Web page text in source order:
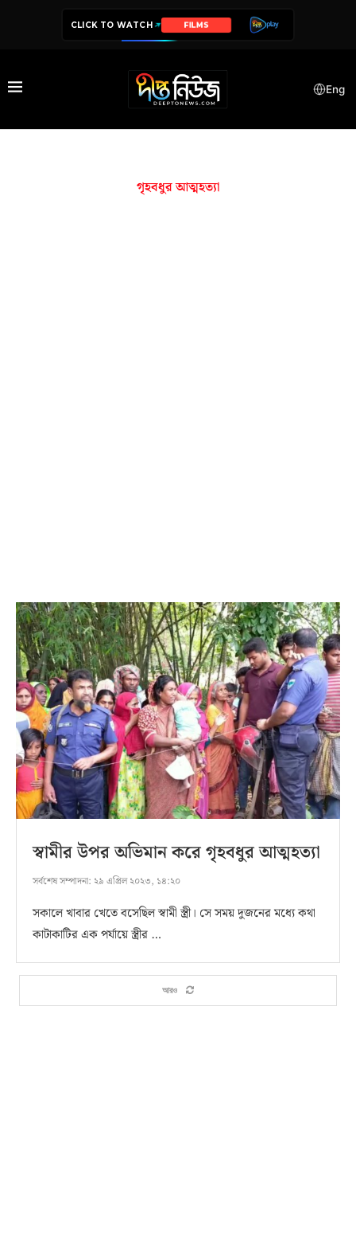
CLICK TO WATCH FILMS
Eng
গৃহবধুর আত্মহত্যা
স্বামীর উপর অভিমান করে গৃহবধুর আত্মহত্যা
সর্বশেষ সম্পাদনা: ২৯ এপ্রিল ২০২৩, ১৪:২০
সকালে খাবার খেতে বসেছিল স্বামী স্ত্রী। সে সময় দুজনের মধ্যে কথা
কাটাকাটির এক পর্যায়ে স্ত্রীর …
আরও